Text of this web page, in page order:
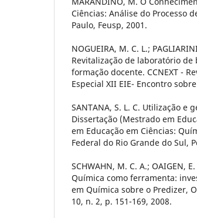
Ciências: Análise do Processo
Paulo, Feusp, 2001.
NOGUEIRA, M. C. L.;
Revitalização de laboratório
formação docente. CCNEXT -
Especial XII EIE- Encontro
SANTANA, S. L. C. Utilização e
Dissertação (Mestrado em
em Educação em Ciências:
Federal do Rio Grande do Sul,
SCHWAHN, M. C. A.; OAIGEN,
Química como ferramenta:
em Química sobre o Predizer,
10, n. 2, p. 151-169, 2008.